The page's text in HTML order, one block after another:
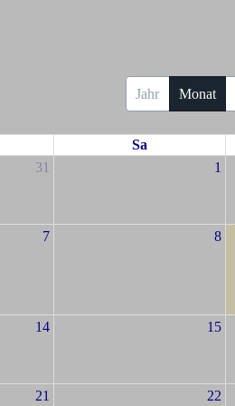
Jahr Monat
Sa
31
1
7 8
14 15
21 22